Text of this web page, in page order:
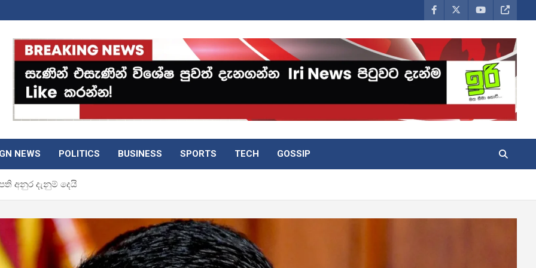
NEWS POLITICS BUSINESS SPORTS TECH GOSSIP
අනුර දැනුම් දෙයි